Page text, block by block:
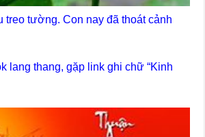
treo tường. Con nay đã thoát cảnh
lang thang, gặp link ghi chữ “Kinh